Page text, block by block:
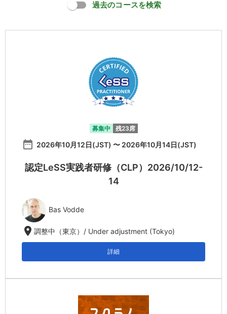
過去のコースを検索
募集中 残23席
date_range 2026年10月12日(JST) 〜 2026年10月14日(JST)
認定LeSS実践者研修（CLP）2026/10/12-
14
Bas Vodde
location_on調整中（東京）/ Under adjustment (Tokyo)
詳細